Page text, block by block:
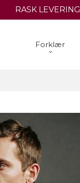
RASK LEVERING
Forklær